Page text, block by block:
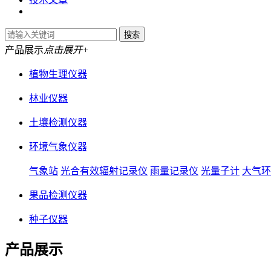
产品展示点击展开+
植物生理仪器
林业仪器
土壤检测仪器
环境气象仪器
气象站 光合有效辐射记录仪 雨量记录仪 光量子计 大气
果品检测仪器
种子仪器
产品展示